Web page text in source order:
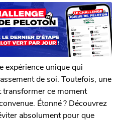
expérience unique qui
de soi. Toutefois, une
transformer ce moment
Étonné ? Découvrez
absolument pour que